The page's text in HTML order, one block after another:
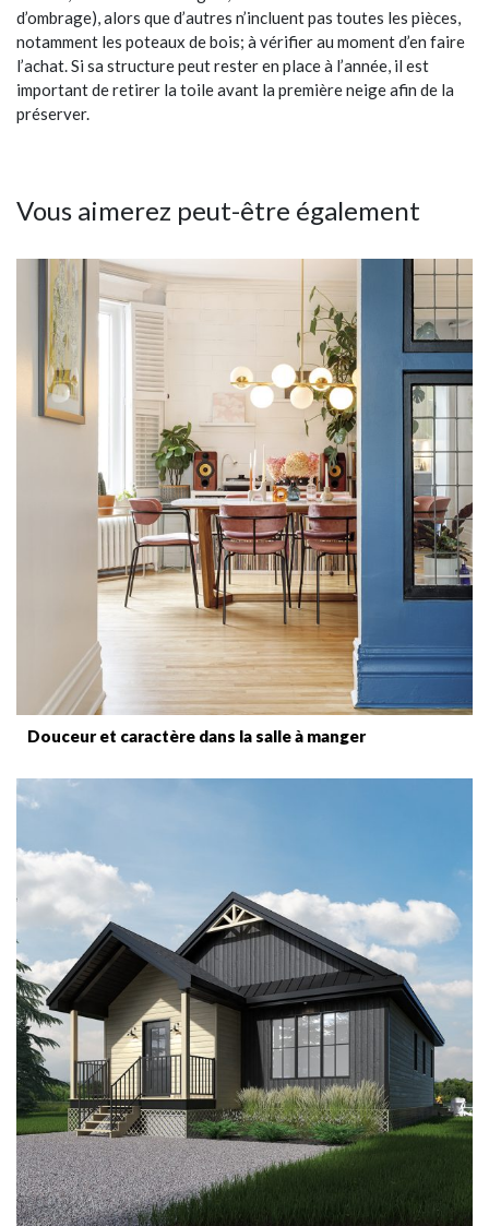
d’ombrage), alors que d’autres n’incluent pas toutes les pièces,
notamment les poteaux de bois; à vérifier au moment d’en faire
l’achat. Si sa structure peut rester en place à l’année, il est
important de retirer la toile avant la première neige afin de la
préserver.
Vous aimerez peut-être également
Douceur et caractère dans la salle à manger